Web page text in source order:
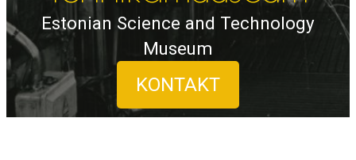
Estonian Science and Technology
Museum
KONTAKT